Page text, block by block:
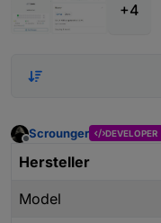
+4
Scrounger DEVELOPER
Hersteller
Model